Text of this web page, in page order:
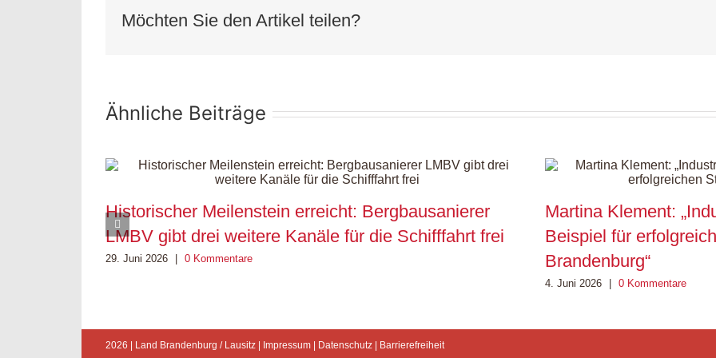
Möchten Sie den Artikel teilen?
Ähnliche Beiträge
Historischer Meilenstein erreicht: Bergbausanierer
LMBV gibt drei weitere Kanäle für die Schifffahrt frei
29. Juni 2026 | 0 Kommentare
Martina Klement:
Beispiel für
Brandenburg“
4. Juni 2026 | 0 Kommentare
2026 | Land Brandenburg / Lausitz | Impressum | Datenschutz | Barrierefreiheit